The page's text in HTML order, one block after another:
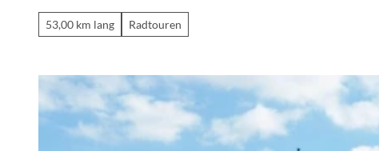
53,00 km lang Radtouren